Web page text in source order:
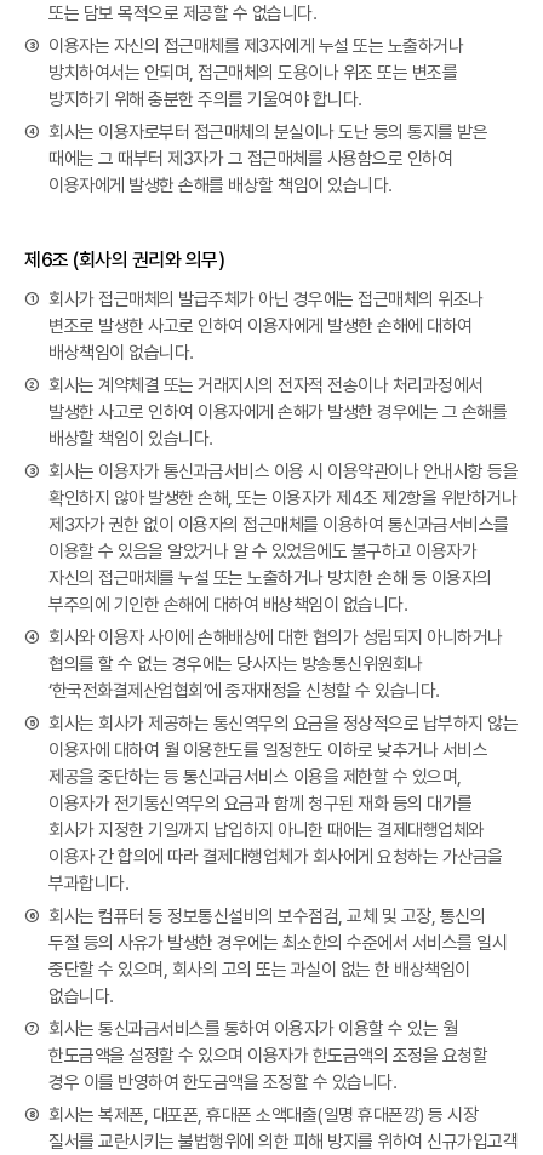
또는 담보 목적으로 제공할 수 없습니다.
③ 이용자는 자신의 접근매체를 제3자에게 누설 또는 노출하거나
방치하여서는 안되며, 접근매체의 도용이나 위조 또는 변조를
방지하기 위해 충분한 주의를 기울여야 합니다.
④ 회사는 이용자로부터 접근매체의 분실이나 도난 등의 통지를 받은
때에는 그 때부터 제3자가 그 접근매체를 사용함으로 인하여
이용자에게 발생한 손해를 배상할 책임이 있습니다.
제6조 (회사의 권리와 의무)
① 회사가 접근매체의 발급주체가 아닌 경우에는 접근매체의 위조나
변조로 발생한 사고로 인하여 이용자에게 발생한 손해에 대하여
배상책임이 없습니다.
② 회사는 계약체결 또는 거래지시의 전자적 전송이나 처리과정에서
발생한 사고로 인하여 이용자에게 손해가 발생한 경우에는 그 손해를
배상할 책임이 있습니다.
③ 회사는 이용자가 통신과금서비스 이용 시 이용약관이나 안내사항 등을
확인하지 않아 발생한 손해, 또는 이용자가 제4조 제2항을 위반하거나
제3자가 권한 없이 이용자의 접근매체를 이용하여 통신과금서비스를
이용할 수 있음을 알았거나 알 수 있었음에도 불구하고 이용자가
자신의 접근매체를 누설 또는 노출하거나 방치한 손해 등 이용자의
부주의에 기인한 손해에 대하여 배상책임이 없습니다.
④ 회사와 이용자 사이에 손해배상에 대한 협의가 성립되지 아니하거나
협의를 할 수 없는 경우에는 당사자는 방송통신위원회나
‘한국전화결제산업협회’에 중재재정을 신청할 수 있습니다.
⑤ 회사는 회사가 제공하는 통신역무의 요금을 정상적으로 납부하지 않는
이용자에 대하여 월 이용한도를 일정한도 이하로 낮추거나 서비스
제공을 중단하는 등 통신과금서비스 이용을 제한할 수 있으며,
이용자가 전기통신역무의 요금과 함께 청구된 재화 등의 대가를
회사가 지정한 기일까지 납입하지 아니한 때에는 결제대행업체와
이용자 간 합의에 따라 결제대행업체가 회사에게 요청하는 가산금을
부과합니다.
⑥ 회사는 컴퓨터 등 정보통신설비의 보수점검, 교체 및 고장, 통신의
두절 등의 사유가 발생한 경우에는 최소한의 수준에서 서비스를 일시
중단할 수 있으며, 회사의 고의 또는 과실이 없는 한 배상책임이
없습니다.
⑦ 회사는 통신과금서비스를 통하여 이용자가 이용할 수 있는 월
한도금액을 설정할 수 있으며 이용자가 한도금액의 조정을 요청할
경우 이를 반영하여 한도금액을 조정할 수 있습니다.
⑧ 회사는 복제폰, 대포폰, 휴대폰 소액대출(일명 휴대폰깡) 등 시장
질서를 교란시키는 불법행위에 의한 피해 방지를 위하여 신규가입고객